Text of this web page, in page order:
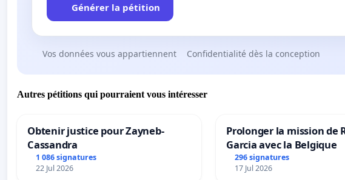
Générer la pétition
Vos données vous appartiennent Confidentialité dès la conception
Autres pétitions qui pourraient vous intéresser
Obtenir justice pour Zayneb-
Cassandra
1 086 signatures
22 Jul 2026
Prolonger la mission de
Garcia avec la Belgique
296 signatures
17 Jul 2026